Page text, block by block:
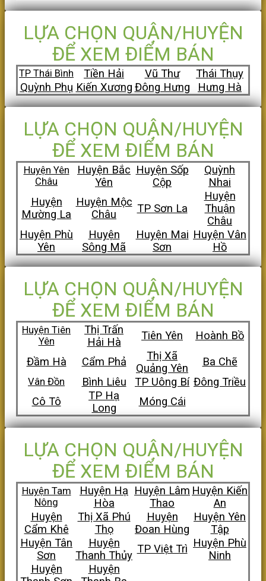
LỰA CHỌN QUẬN/HUYỆN
ĐỂ XEM ĐIỂM BÁN
TP Thái Bình Tiền Hải Vũ Thư
Thái Thụy
Quỳnh Phụ Kiến Xương Đông Hưng Hưng Hà
LỰA CHỌN QUẬN/HUYỆN
ĐỂ XEM ĐIỂM BÁN
Huyện Yên
Châu
Huyện Bắc
Yên
Huyện Sốp
Cộp
Quỳnh
Nhai
Huyện
Mường La
Huyện Mộc
Châu
TP Sơn La
Huyện
Thuận
Châu
Huyện Phù
Yên
Huyện
Sông Mã
Huyện Mai
Sơn
Huyện Vân
Hồ
LỰA CHỌN QUẬN/HUYỆN
ĐỂ XEM ĐIỂM BÁN
Huyện Tiên
Yên
Thị Trấn
Hải Hà
Tiên Yên Hoành Bồ
Đầm Hà Cẩm Phả
Thị Xã
Quảng Yên
Ba Chẽ
Vân Đồn Bình Liêu TP Uông Bí Đông Triều
Cô Tô
TP Hạ
Long
Móng Cái
LỰA CHỌN QUẬN/HUYỆN
ĐỂ XEM ĐIỂM BÁN
Huyện Tam
Nông
Huyện Hạ
Hòa
Huyện Lâm
Thao
Huyện Kiến
An
Huyện
Cẩm Khê
Thị Xã Phú
Thọ
Huyện
Đoan Hùng
Huyện Yên
Tập
Huyện Tân
Sơn
Huyện
Thanh Thủy
TP Việt Trì Huyện Phù
Ninh
Huyện
Huyện